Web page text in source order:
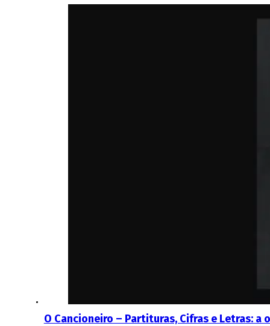
O Cancioneiro – Partituras, Cifras e Letras: